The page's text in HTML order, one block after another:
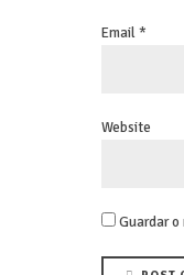
Email *
Website
Guardar